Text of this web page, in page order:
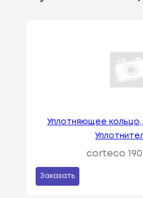
Уплотняющее кольцо,
corteco
Заказать